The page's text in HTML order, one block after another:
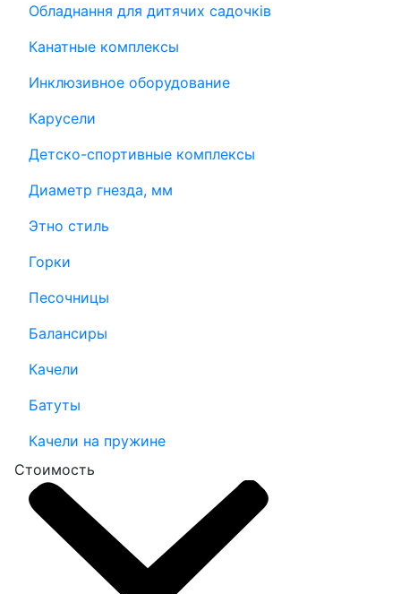
Обладнання для дитячих садочків
Канатные комплексы
Инклюзивное оборудование
Карусели
Детско-спортивные комплексы
Диаметр гнезда, мм
Этно стиль
Горки
Песочницы
Балансиры
Качели
Батуты
Качели на пружине
Стоимость